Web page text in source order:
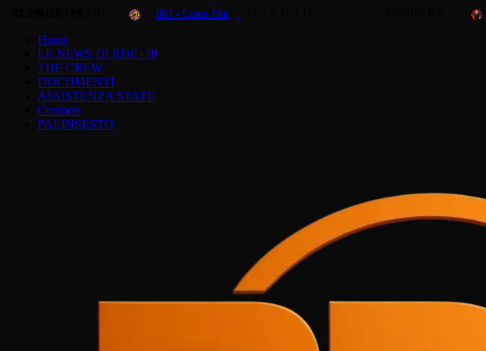
883 - Come Mai
Home
LE NEWS DI RDE+39
THE CREW
DOCUMENTI
ASSISTENZA STAFF
Contacts
PALINSESTO